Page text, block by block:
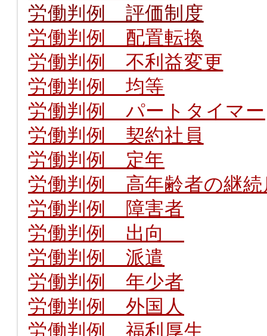
労働判例 評価制度
労働判例 配置転換
労働判例 不利益変更
労働判例 均等
労働判例 パートタイマー
労働判例 契約社員
労働判例 定年
労働判例 高年齢者の継続
労働判例 障害者
労働判例 出向
労働判例 派遣
労働判例 年少者
労働判例 外国人
労働判例 福利厚生